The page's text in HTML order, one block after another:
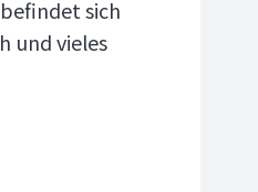
sich
und vieles